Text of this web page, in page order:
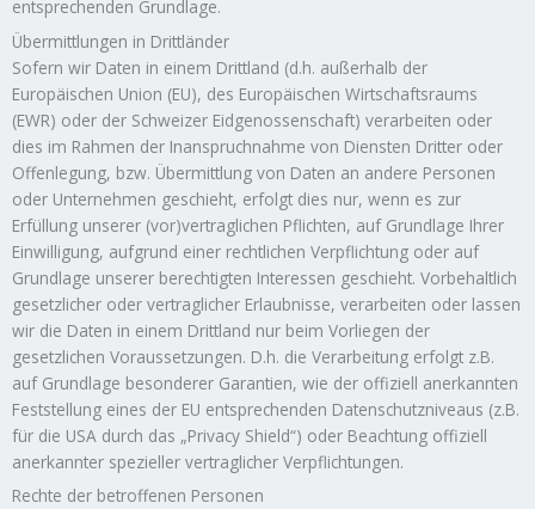
entsprechenden Grundlage.
Übermittlungen in Drittländer
Sofern wir Daten in einem Drittland (d.h. außerhalb der
Europäischen Union (EU), des Europäischen Wirtschaftsraums
(EWR) oder der Schweizer Eidgenossenschaft) verarbeiten oder
dies im Rahmen der Inanspruchnahme von Diensten Dritter oder
Offenlegung, bzw. Übermittlung von Daten an andere Personen
oder Unternehmen geschieht, erfolgt dies nur, wenn es zur
Erfüllung unserer (vor)vertraglichen Pflichten, auf Grundlage Ihrer
Einwilligung, aufgrund einer rechtlichen Verpflichtung oder auf
Grundlage unserer berechtigten Interessen geschieht. Vorbehaltlich
gesetzlicher oder vertraglicher Erlaubnisse, verarbeiten oder lassen
wir die Daten in einem Drittland nur beim Vorliegen der
gesetzlichen Voraussetzungen. D.h. die Verarbeitung erfolgt z.B.
auf Grundlage besonderer Garantien, wie der offiziell anerkannten
Feststellung eines der EU entsprechenden Datenschutzniveaus (z.B.
für die USA durch das „Privacy Shield“) oder Beachtung offiziell
anerkannter spezieller vertraglicher Verpflichtungen.
Rechte der betroffenen Personen